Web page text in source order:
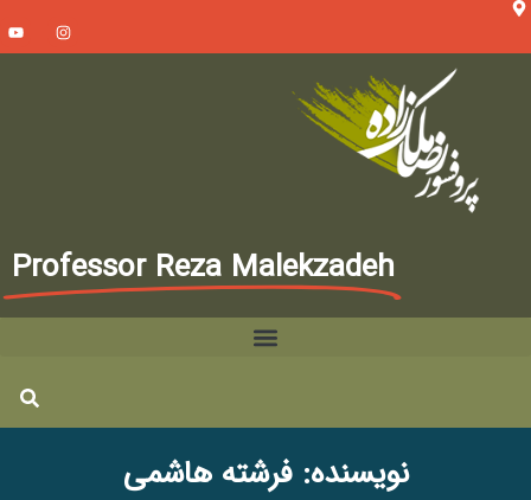
Professor Reza Malekzadeh
نویسنده:فرشته هاشمی